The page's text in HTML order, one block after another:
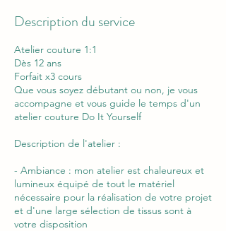
Description du service
Atelier couture 1:1
Dès 12 ans
Forfait x3 cours
Que vous soyez débutant ou non, je vous
accompagne et vous guide le temps d'un
atelier couture Do It Yourself
Description de l'atelier :
- Ambiance : mon atelier est chaleureux et
lumineux équipé de tout le matériel
nécessaire pour la réalisation de votre projet
et d'une large sélection de tissus sont à
votre disposition